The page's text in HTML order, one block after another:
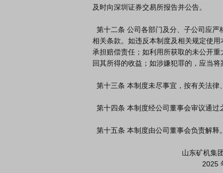
及时向深圳证券交易所报告并公告。
相关条款。如违反本制度及相关规定使
承担赔偿责任；如利用所获取的未公开
回其所得的收益；如涉嫌犯罪的，应当将